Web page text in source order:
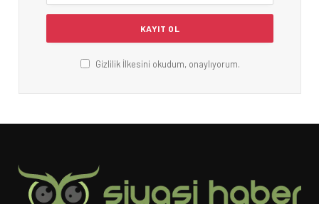
Gizlilik İlkesini okudum, onaylıyorum.